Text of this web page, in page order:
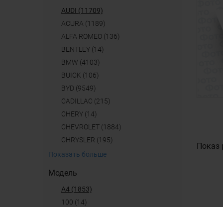
AUDI (11709)
ACURA (1189)
ALFA ROMEO (136)
BENTLEY (14)
BMW (4103)
BUICK (106)
BYD (9549)
CADILLAC (215)
CHERY (14)
CHEVROLET (1884)
CHRYSLER (195)
Показать больше
Модель
A4 (1853)
100 (14)
Показ